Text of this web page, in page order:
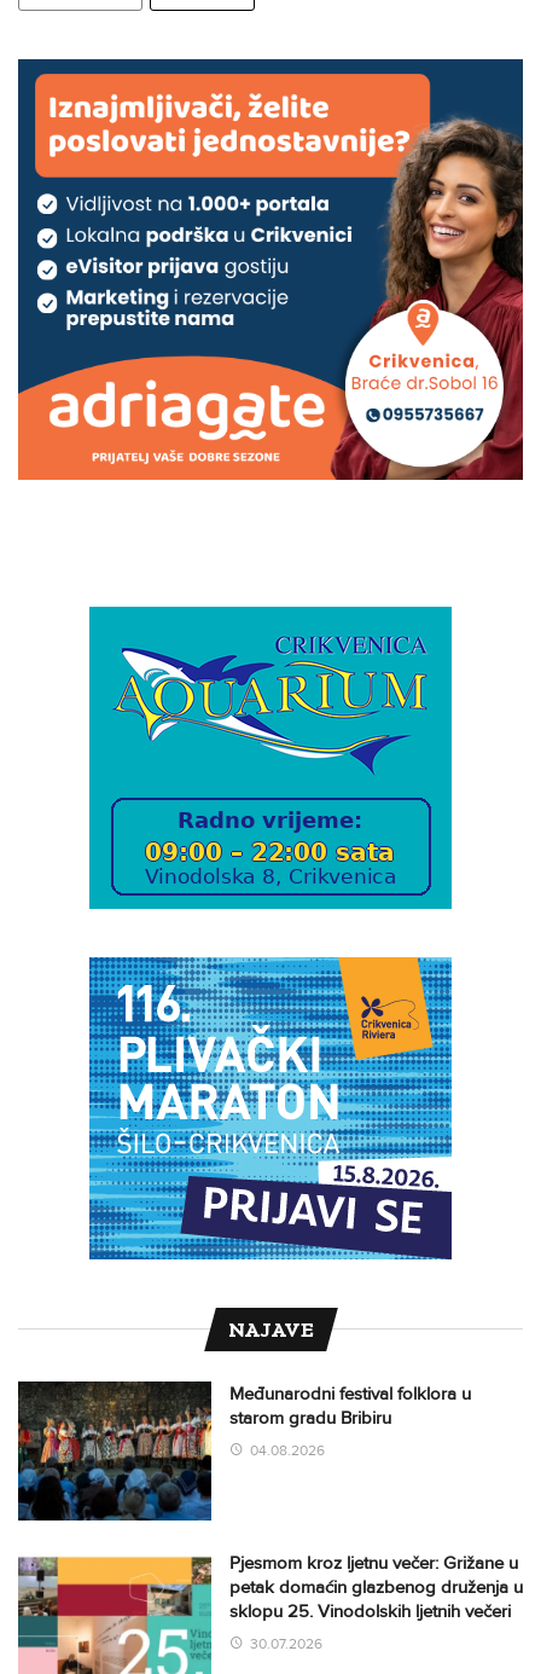
NAJAVE
Međunarodni festival folklora u
starom gradu Bribiru
04.08.2026
Pjesmom kroz ljetnu večer: Grižane u
petak domaćin glazbenog druženja u
sklopu 25. Vinodolskih ljetnih večeri
30.07.2026